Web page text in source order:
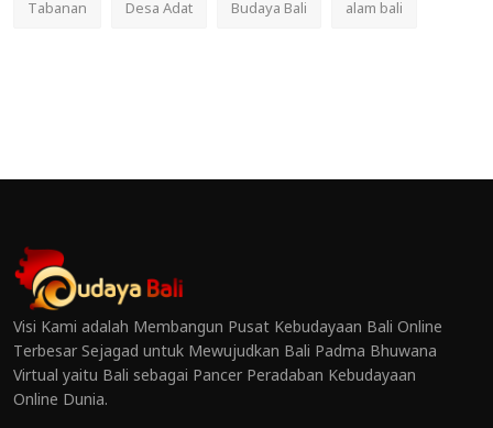
Tabanan
Desa Adat Budaya Bali alam bali
Visi Kami adalah Membangun Pusat Kebudayaan Bali Online
Terbesar Sejagad untuk Mewujudkan Bali Padma Bhuwana
Virtual yaitu Bali sebagai Pancer Peradaban Kebudayaan
Online Dunia.